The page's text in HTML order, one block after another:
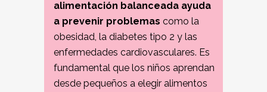
alimentación balanceada ayuda
a prevenir problemas como la
obesidad, la diabetes tipo 2 y las
enfermedades cardiovasculares. Es
fundamental que los niños aprendan
desde pequeños a elegir alimentos